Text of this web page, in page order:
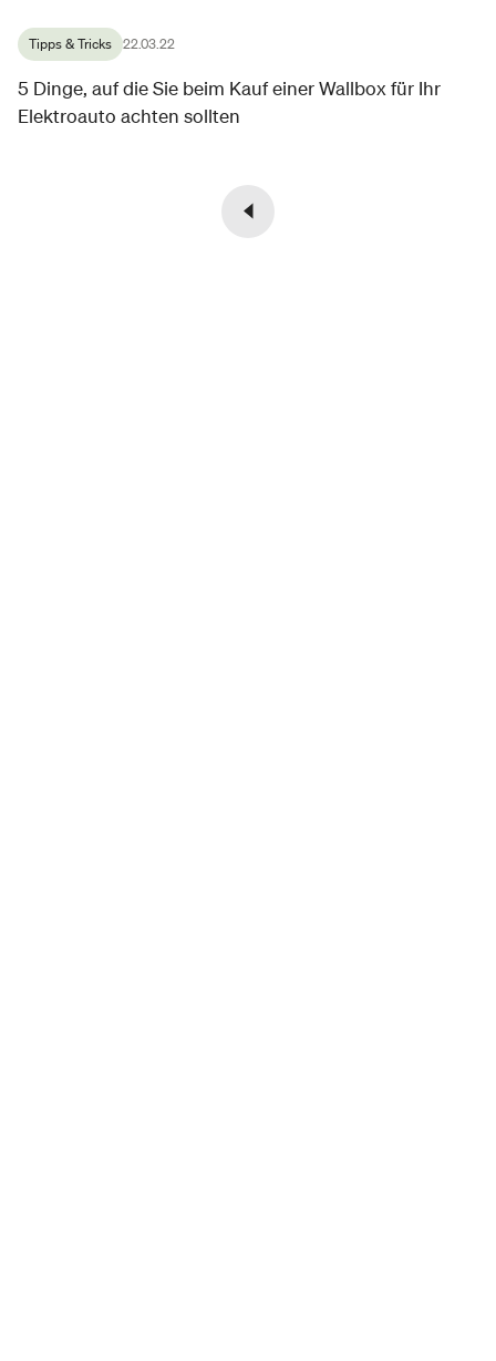
Tipps & Tricks 22.03.22
5 Dinge, auf die Sie beim Kauf einer Wallbox für Ihr
Elektroauto achten sollten